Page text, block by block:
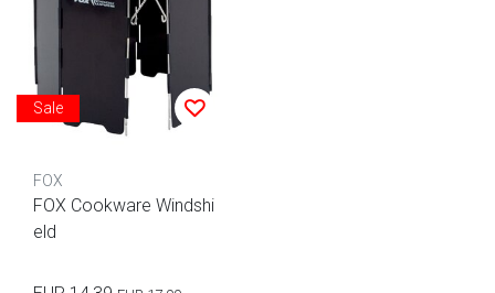
Sale
FOX
FOX Cookware Windshi
eld